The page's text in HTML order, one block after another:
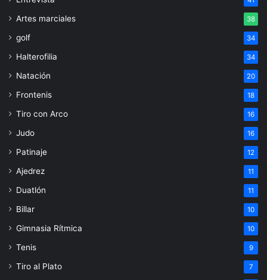
Artes marciales 38
golf 34
Halterofilia 34
Natación 20
Frontenis 18
Tiro con Arco 16
Judo 16
Patinaje 12
Ajedrez 11
Duatlón 11
Billar 10
Gimnasia Rítmica 10
Tenis 9
Tiro al Plato 7